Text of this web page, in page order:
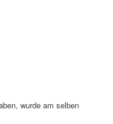
wurde am selben